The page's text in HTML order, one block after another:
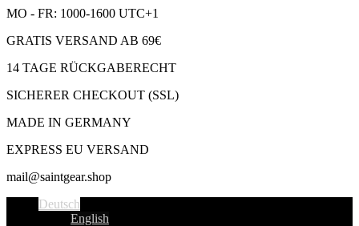
MO - FR: 1000-1600 UTC+1
GRATIS VERSAND AB 69€
14 TAGE RÜCKGABERECHT
SICHERER CHECKOUT (SSL)
MADE IN GERMANY
EXPRESS EU VERSAND
mail@saintgear.shop
Deutsch
English